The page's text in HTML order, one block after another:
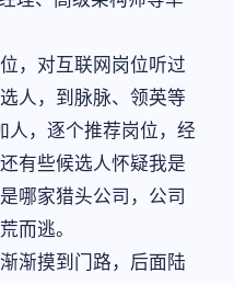
，对互联网岗位听过
人，到脉脉、领英等
人，逐个推荐岗位，经
有些候选人怀疑我是
哪家猎头公司，公司
而逃。
渐摸到门路，后面陆